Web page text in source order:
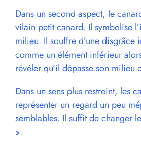
Dans un second aspect, le
vilain petit canard. Il symbolise
milieu. Il souffre d’une disgrâce
comme un élément inférieur
révéler qu’il dépasse son milieu
Dans un sens plus restreint, les
représenter un regard un peu
semblables. Il suffit de changer
».